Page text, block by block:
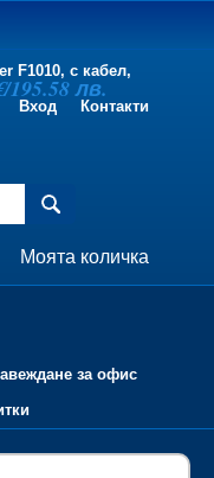
F1010, с кабел,
Вход Контакти
Моята количка
за офис
лв.